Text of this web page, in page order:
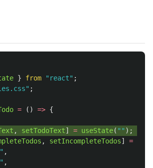
} from " react" ;
" ;
= () => {
, setTodoText] = useState( "" );
, setIncompleteTodos] =
" ,
" ,